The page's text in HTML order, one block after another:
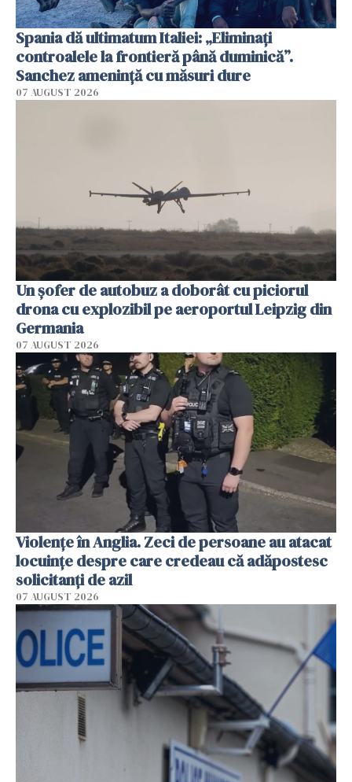
Spania dă ultimatum Italiei: „Eliminați
controalele la frontieră până duminică”.
Sanchez amenință cu măsuri dure
07 AUGUST 2026
Un șofer de autobuz a doborât cu piciorul
drona cu explozibil pe aeroportul Leipzig din
Germania
07 AUGUST 2026
Violenţe în Anglia. Zeci de persoane au atacat
locuinţe despre care credeau că adăpostesc
solicitanţi de azil
07 AUGUST 2026